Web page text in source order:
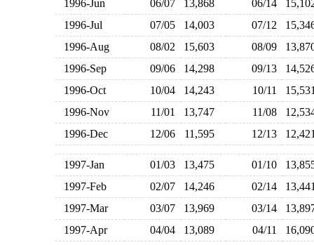
1996-Jun
06/07 13,868 06/14
1996-Jul
07/05 14,003 07/12
1996-Aug
08/02 15,603 08/09
1996-Sep
09/06 14,298 09/13
1996-Oct
10/04 14,243 10/11
1996-Nov
11/01 13,747 11/08
1996-Dec
12/06 11,595 12/13
1997-Jan 01/03 13,475 01/10
1997-Feb
02/07 14,246 02/14
1997-Mar
03/07 13,969 03/14
1997-Apr
04/04 13,089 04/11